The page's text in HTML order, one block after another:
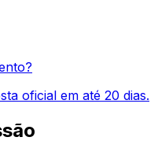
oficial em até 20 dias.